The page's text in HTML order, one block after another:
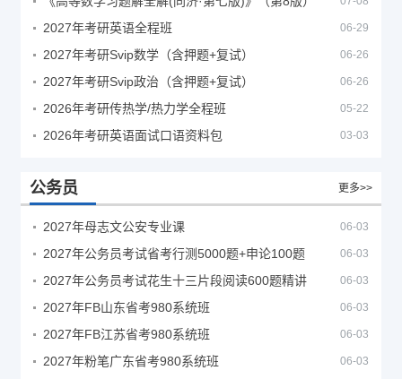
2027年考研英语全程班 06-29
2027年考研Svip数学（含押题+复试） 06-26
2027年考研Svip政治（含押题+复试） 06-26
2026年考研传热学/热力学全程班 05-22
2026年考研英语面试口语资料包 03-03
公务员 更多>>
2027年母志文公安专业课 06-03
2027年公务员考试省考行测5000题+申论100题 06-03
2027年公务员考试花生十三片段阅读600题精讲 06-03
2027年FB山东省考980系统班 06-03
2027年FB江苏省考980系统班 06-03
2027年粉笔广东省考980系统班 06-03